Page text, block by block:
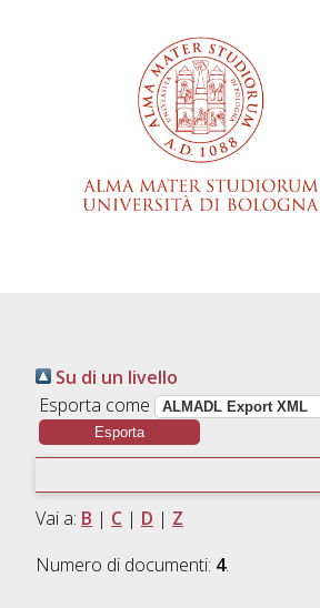
Su di un livello
Esporta come
Vai a: B | C| D | Z
Numero di documenti: 4.